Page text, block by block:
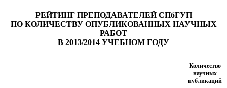
РЕЙТИНГ ПРЕПОДАВАТЕЛЕЙ СПбГУП
ПО КОЛИЧЕСТВУ ОПУБЛИКОВАННЫХ НАУЧНЫХ
РАБОТ
В 2013/2014 УЧЕБНОМ ГОДУ
Количество
научных
публикаций